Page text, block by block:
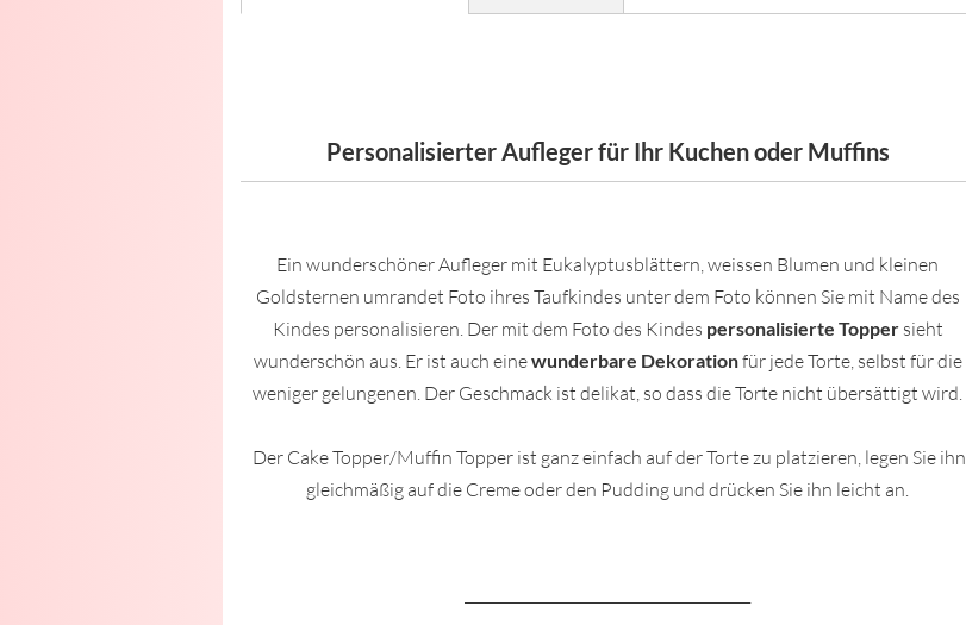
Personalisierter Aufleger für Ihr Kuchen oder Muffins
Ein wunderschöner Aufleger mit Eukalyptusblättern, weissen Blumen und kleinen
Goldsternen umrandet Foto ihres Taufkindes unter dem Foto können Sie mit Name des
Kindes personalisieren. Der mit dem Foto des Kindes personalisierte Topper sieht
wunderschön aus. Er ist auch einewunderbare Dekorationfür jede Torte, selbst für die
weniger gelungenen. Der Geschmack ist delikat, so dass die Torte nicht übersättigt wird.
Der Cake Topper/Muffin Topper ist ganz einfach auf der Torte zu platzieren, legen Sie ihn
gleichmäßig auf die Creme oder den Pudding und drücken Sie ihn leicht an.